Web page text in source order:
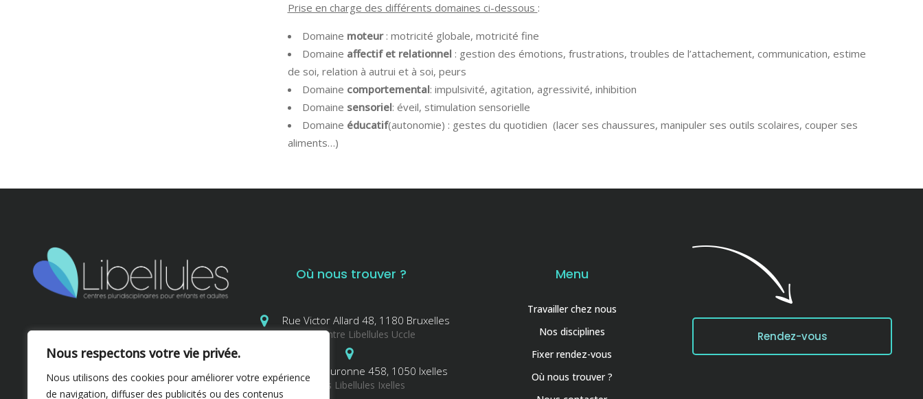
Nous respectons votre vie privée.
Nous utilisons des cookies pour améliorer votre expérience
de navigation, diffuser des publicités ou des contenus
Prise en charge des différents domaines ci-dessous :
Domaine moteur : motricité globale, motricité fine
Domaine affectif et relationnel : gestion des émotions, frustrations, troubles de l’attachement, communication, estime
de soi, relation à autrui et à soi, peurs
Domaine comportemental: impulsivité, agitation, agressivité, inhibition
Domaine sensoriel: éveil, stimulation sensorielle
Domaine éducatif(autonomie) : gestes du quotidien (lacer ses chaussures, manipuler ses outils scolaires, couper ses
aliments…)
Psychologie | Psychomotricité |
Graphothérapie | Préparation à la
naissance | Kinésithérapie | Diététique
Où nous trouver ?
Rue Victor Allard 48, 1180 Bruxelles
Centre Libellules Uccle
Avenue de la couronne 458, 1050 Ixelles
Centres Libellules Ixelles
Menu
Travailler chez nous
Nos disciplines
Fixer rendez-vous
Où nous trouver ?
Rendez-vous